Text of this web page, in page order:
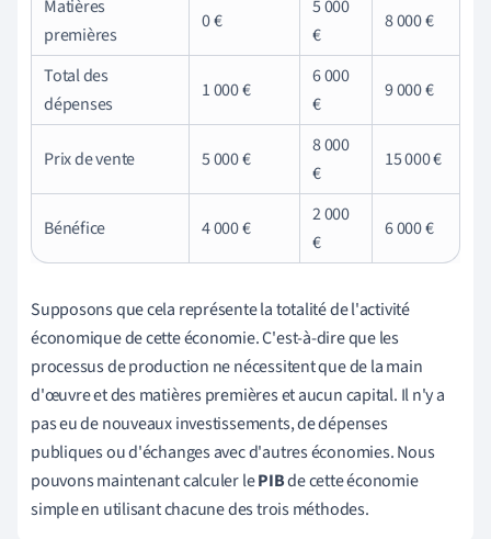
Matières
premières
0 €
5 000
€
8 000 €
Total des
dépenses
1 000 €
6 000
€
9 000 €
Prix de vente 5 000 €
8 000
€
15 000 €
Bénéfice 4 000 €
2 000
€
6 000 €
Supposons que cela représente la totalité de l'activité
économique de cette économie. C'est-à-dire que les
processus de production ne nécessitent que de la main
d'œuvre et des matières premières et aucun capital. Il n'y a
pas eu de nouveaux investissements, de dépenses
publiques ou d'échanges avec d'autres économies. Nous
pouvons maintenant calculer lePIBde cette économie
simple en utilisant chacune des trois méthodes.